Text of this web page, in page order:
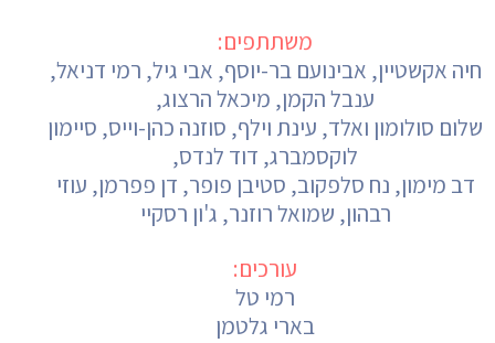
משתתפים:
חיה אקשטיין, אבינועם בר-יוסף, אבי גיל, רמי דניאל,
ענבל הקמן, מיכאל הרצוג,
שלום סולומון ואלד, עינת וילף, סוזנה כהן-וייס, סיימון
לוקסמברג, דוד לנדס,
דב מימון, נח סלפקוב, סטיבן פופר, דן פפרמן, עוזי
רבהון, שמואל רוזנר, ג'ון רסקיי
עורכים:
רמי טל
בארי גלטמן